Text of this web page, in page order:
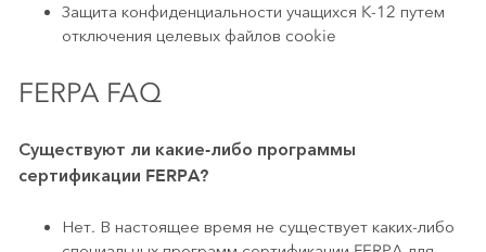
Защита конфиденциальности учащихся K-12 путем
отключения целевых файлов cookie
FERPA FAQ
Существуют ли какие-либо программы
сертификации FERPA?
Нет. В настоящее время не существует каких-либо